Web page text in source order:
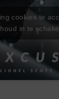
cookies te
in te